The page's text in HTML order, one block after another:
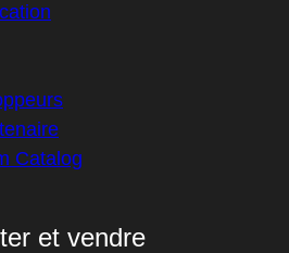
Catalog
et vendre